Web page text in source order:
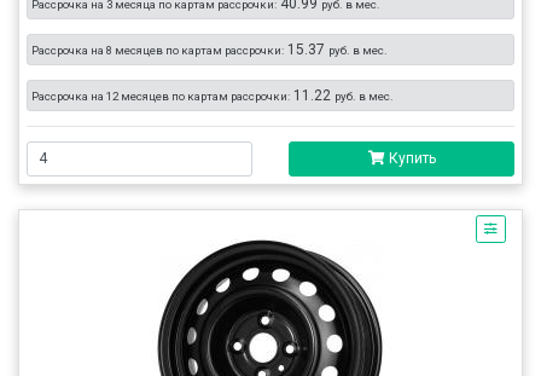
Рассрочка на 3 месяца по картам рассрочки: руб. в мес.
Рассрочка на 8 месяцев по картам рассрочки: 15.37 руб. в мес.
Рассрочка на 12 месяцев по картам рассрочки: 11.22 руб. в мес.
Купить